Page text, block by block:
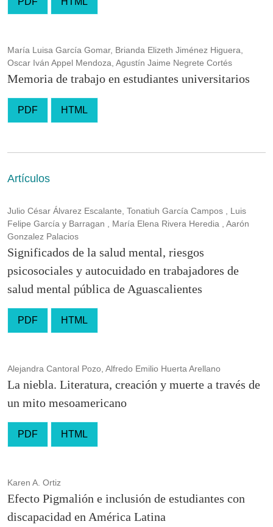
María Luisa García Gomar, Brianda Elizeth Jiménez Higuera,
Oscar Iván Appel Mendoza, Agustín Jaime Negrete Cortés
Memoria de trabajo en estudiantes universitarios
PDF HTML
Artículos
Julio César Álvarez Escalante, Tonatiuh García Campos , Luis
Felipe García y Barragan , María Elena Rivera Heredia , Aarón
Gonzalez Palacios
Significados de la salud mental, riesgos
psicosociales y autocuidado en trabajadores de
salud mental pública de Aguascalientes
PDF HTML
Alejandra Cantoral Pozo, Alfredo Emilio Huerta Arellano
La niebla. Literatura, creación y muerte a través de
un mito mesoamericano
PDF HTML
Karen A. Ortiz
Efecto Pigmalión e inclusión de estudiantes con
discapacidad en América Latina